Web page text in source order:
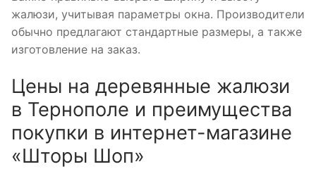
жалюзи, учитывая параметры окна. Производители
обычно предлагают стандартные размеры, а также
изготовление на заказ.
Цены на деревянные жалюзи
в Тернополе и преимущества
покупки в интернет-магазине
«Шторы Шоп»